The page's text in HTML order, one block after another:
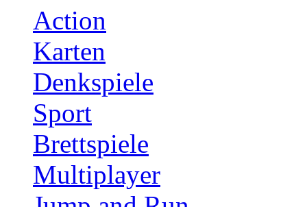
Action
Karten
Denkspiele
Sport
Brettspiele
Multiplayer